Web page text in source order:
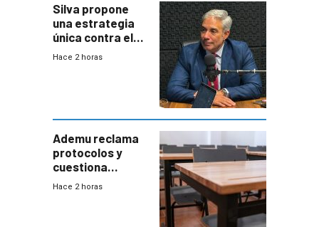
Silva propone
una estrategia
única contra el
narcotráfico y
Hace 2 horas
Ademu reclama
protocolos y
cuestiona
demora de
Hace 2 horas